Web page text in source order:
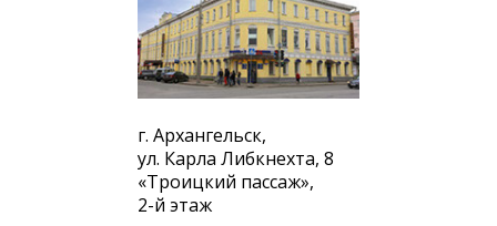
г. Архангельск,
ул. Карла Либкнехта, 8
«Троицкий пассаж»,
2-й этаж